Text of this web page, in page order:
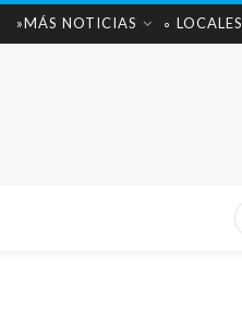
»MÁS NOTICIAS ∘ LOCALES